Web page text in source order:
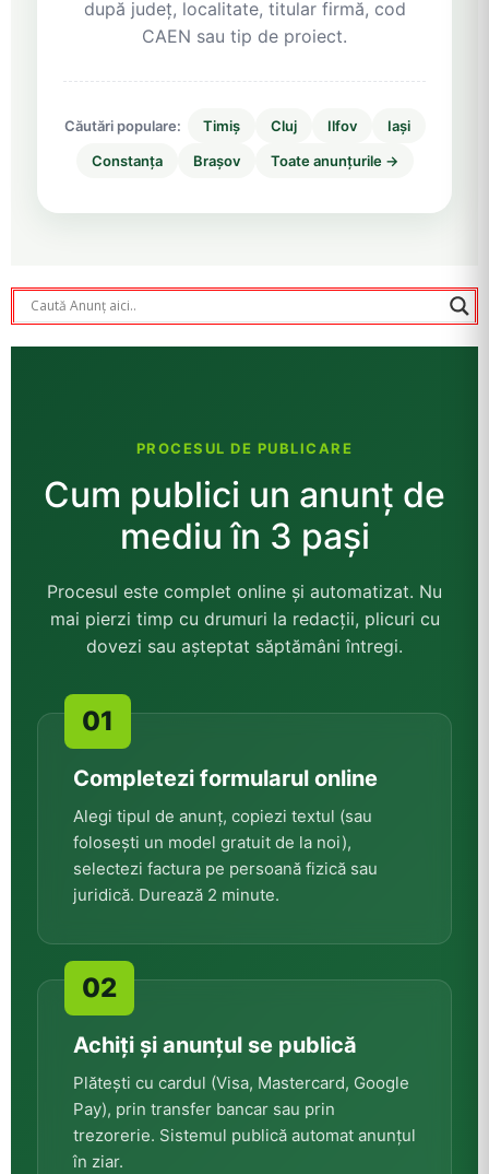
după județ, localitate, titular firmă, cod
CAEN sau tip de proiect.
Căutări populare: Timiș Cluj Ilfov
Iași
Constanța
Brașov Toate anunțurile →
PROCESUL DE PUBLICARE
Cum publici un anunț de
mediu în 3 pași
Procesul este complet online și automatizat. Nu
mai pierzi timp cu drumuri la redacții, plicuri cu
dovezi sau așteptat săptămâni întregi.
Completezi formularul online
Alegi tipul de anunț, copiezi textul (sau
folosești un model gratuit de la noi),
selectezi factura pe persoană fizică sau
juridică. Durează 2 minute.
Achiți și anunțul se publică
Plătești cu cardul (Visa, Mastercard, Google
Pay), prin transfer bancar sau prin
trezorerie. Sistemul publică automat anunțul
în ziar.